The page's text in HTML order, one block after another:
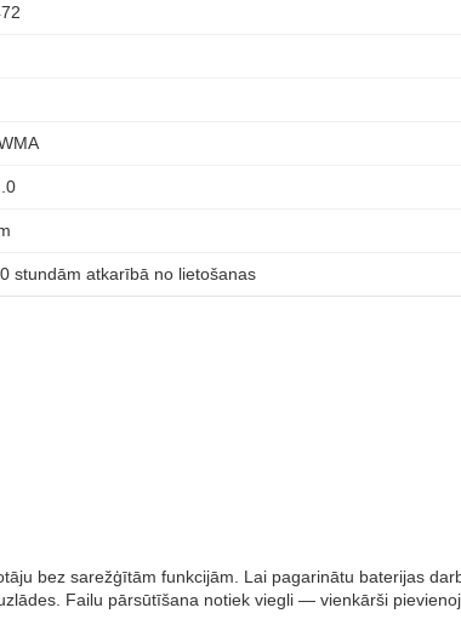
stundām atkarībā no lietošanas
bez sarežģītām funkcijām. Lai pagarinātu baterijas
Failu pārsūtīšana notiek viegli — vienkārši